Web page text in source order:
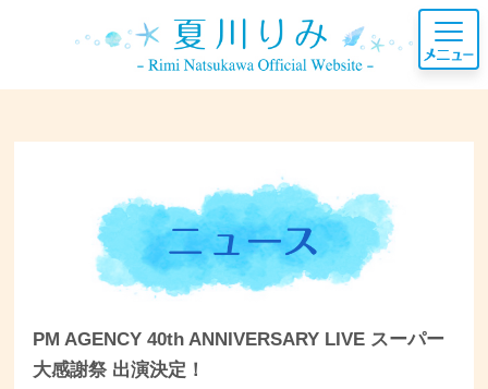
PM AGENCY 40th ANNIVERSARY LIVE スーパー
大感謝祭 出演決定！